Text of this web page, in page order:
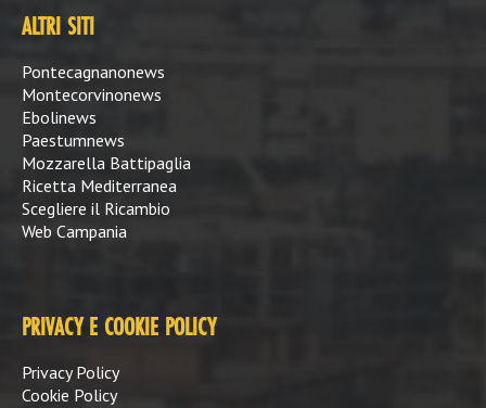
ALTRI SITI
Pontecagnanonews
Montecorvinonews
Ebolinews
Paestumnews
Mozzarella Battipaglia
Ricetta Mediterranea
Scegliere il Ricambio
Web Campania
PRIVACY E COOKIE POLICY
Privacy Policy
Cookie Policy